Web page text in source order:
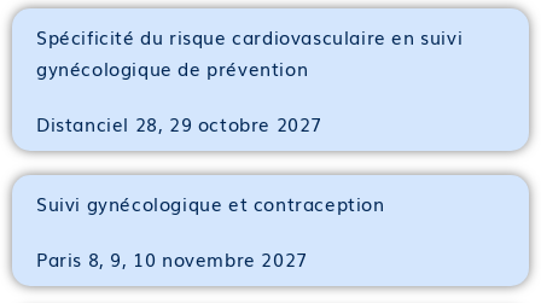
Spécificité du risque cardiovasculaire en suivi
gynécologique de prévention
Distanciel 28, 29 octobre 2027
Suivi gynécologique et contraception
Paris 8, 9, 10 novembre 2027